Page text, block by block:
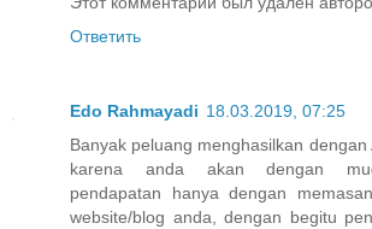
Ответить
Edo Rahmayadi 18.03.2019, 07:25
Banyak peluang menghasilkan
karena anda akan dengan
pendapatan hanya dengan
website/blog anda, dengan begitu